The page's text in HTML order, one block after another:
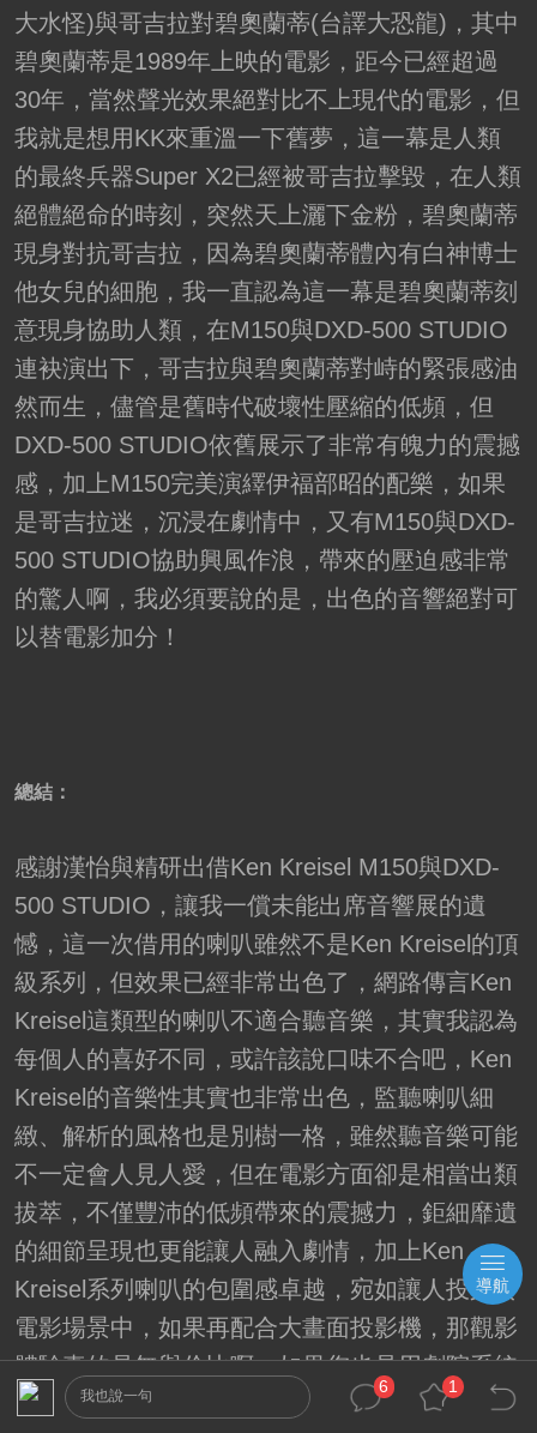
大水怪)與哥吉拉對碧奧蘭蒂(台譯大恐龍)，其中
碧奧蘭蒂是1989年上映的電影，距今已經超過
30年，當然聲光效果絕對比不上現代的電影，但
我就是想用KK來重溫一下舊夢，這一幕是人類
的最終兵器Super X2已經被哥吉拉擊毀，在人類
絕體絕命的時刻，突然天上灑下金粉，碧奧蘭蒂
現身對抗哥吉拉，因為碧奧蘭蒂體內有白神博士
他女兒的細胞，我一直認為這一幕是碧奧蘭蒂刻
意現身協助人類，在M150與DXD-500 STUDIO
連袂演出下，哥吉拉與碧奧蘭蒂對峙的緊張感油
然而生，儘管是舊時代破壞性壓縮的低頻，但
DXD-500 STUDIO依舊展示了非常有魄力的震撼
感，加上M150完美演繹伊福部昭的配樂，如果
是哥吉拉迷，沉浸在劇情中，又有M150與DXD-
500 STUDIO協助興風作浪，帶來的壓迫感非常
的驚人啊，我必須要說的是，出色的音響絕對可
以替電影加分！
總結：
感謝漢怡與精研出借Ken Kreisel M150與DXD-
500 STUDIO，讓我一償未能出席音響展的遺
憾，這一次借用的喇叭雖然不是Ken Kreisel的頂
級系列，但效果已經非常出色了，網路傳言Ken
Kreisel這類型的喇叭不適合聽音樂，其實我認為
每個人的喜好不同，或許該說口味不合吧，Ken
Kreisel的音樂性其實也非常出色，監聽喇叭細
緻、解析的風格也是別樹一格，雖然聽音樂可能
不一定會人見人愛，但在電影方面卻是相當出類
拔萃，不僅豐沛的低頻帶來的震撼力，鉅細靡遺
的細節呈現也更能讓人融入劇情，加上Ken
Kreisel系列喇叭的包圍感卓越，宛如讓人投身於
電影場景中，如果再配合大畫面投影機，那觀影
體驗真的是無與倫比啊，如果您也是用劇院系統
聽音樂的雙棲玩家，一定要試試看Ken Kreisel！
我也說一句
6 1
導航